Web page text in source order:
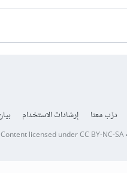
درّب معنا إرشادات الاستخدام
Content licensed underCC BY-NC-SA